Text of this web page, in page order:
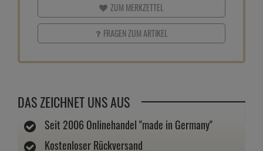
ZUM MERKZETTEL
FRAGEN ZUM ARTIKEL
DAS ZEICHNET UNS AUS
Seit 2006 Onlinehandel "made in Germany"
Kostenloser Rückversand